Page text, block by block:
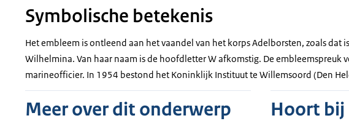
Symbolische betekenis
Het embleem is ontleend aan het vaandel van het korps Adelborsten, zoals
Wilhelmina. Van haar naam is de hoofdletter W afkomstig. De embleemspreuk
marineofficier. In 1954 bestond het Koninklijk Instituut te Willemsoord (Den
Meer over dit onderwerp Hoort bij